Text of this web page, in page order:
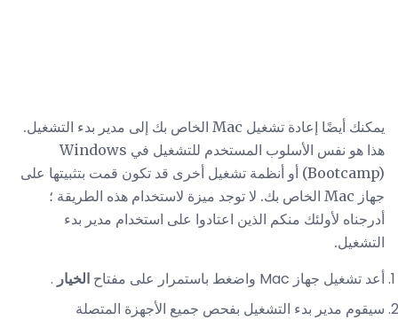
يمكنك أيضًا إعادة تشغيل Mac الخاص بك إلى مدير بدء التشغيل.
هذا هو نفس الأسلوب المستخدم للتشغيل في Windows
(Bootcamp) أو أنظمة تشغيل أخرى قد تكون قمت بتثبيتها على
جهاز Mac الخاص بك. لا توجد ميزة لاستخدام هذه الطريقة ؛
أدرجناه لأولئك منكم الذين اعتادوا على استخدام مدير بدء
التشغيل.
أعد تشغيل جهاز Mac واضغط باستمرار على مفتاح الخيار .
سيقوم مدير بدء التشغيل بفحص جميع الأجهزة المتصلة